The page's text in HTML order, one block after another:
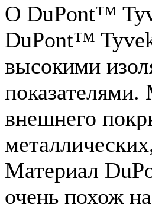
О DuPont™
DuPont™
высокими
показателями.
внешнего
Материал
очень похож